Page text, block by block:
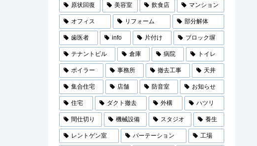
原状回復 美容室 飲食店 マンション
オフィス リフォーム 部分解体
歯医者 info 片付け ブロック塀
テナントビル 倉庫 病院 トイレ
ボイラー 事務所 撤去工事 天井
集合住宅 店舗 防音室 お知らせ
住宅 ダクト撤去 外構 ハツリ
間仕切り 機械設備 スタジオ 養生
レントゲン室 パーテーション 工場